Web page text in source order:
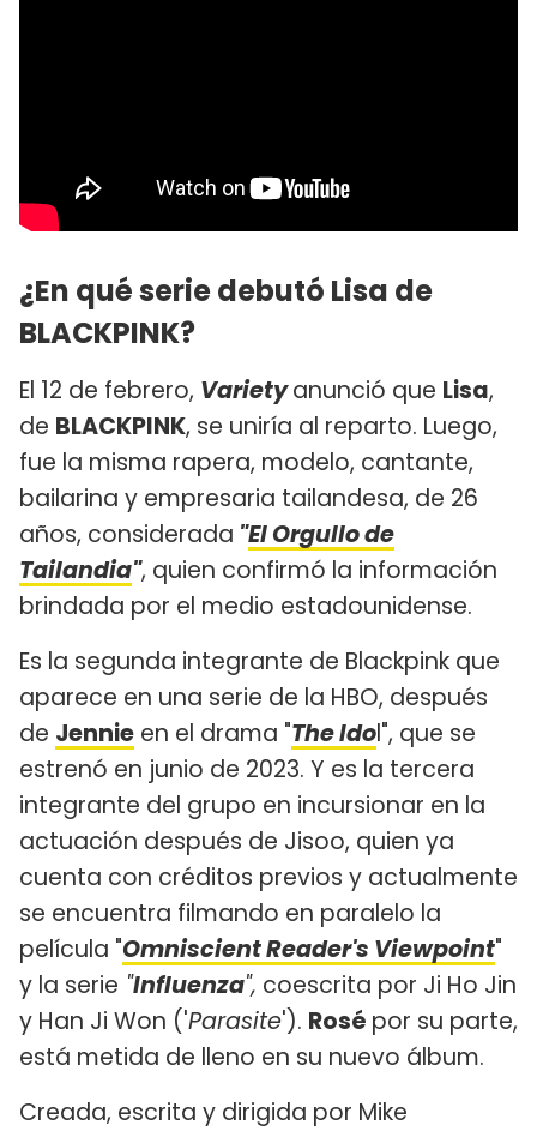
¿En qué serie debutó Lisa de
BLACKPINK?
El 12 de febrero, Varietyanunció que Lisa,
de BLACKPINK, se uniría al reparto. Luego,
fue la misma rapera, modelo, cantante,
bailarina y empresaria tailandesa, de 26
años, considerada "El Orgullo de
Tailandia", quien confirmó la información
brindada por el medio estadounidense.
Es la segunda integrante de Blackpink que
aparece en una serie de la HBO, después
de Jennie en el drama "The Idol", que se
estrenó en junio de 2023. Y es la tercera
integrante del grupo en incursionar en la
actuación después de Jisoo, quien ya
cuenta con créditos previos y actualmente
se encuentra filmando en paralelo la
película "Omniscient Reader's Viewpoint"
y la serie "Influenza", coescrita por Ji Ho Jin
y Han Ji Won ('Parasite'). Rosé por su parte,
está metida de lleno en su nuevo álbum.
Creada, escrita y dirigida por Mike